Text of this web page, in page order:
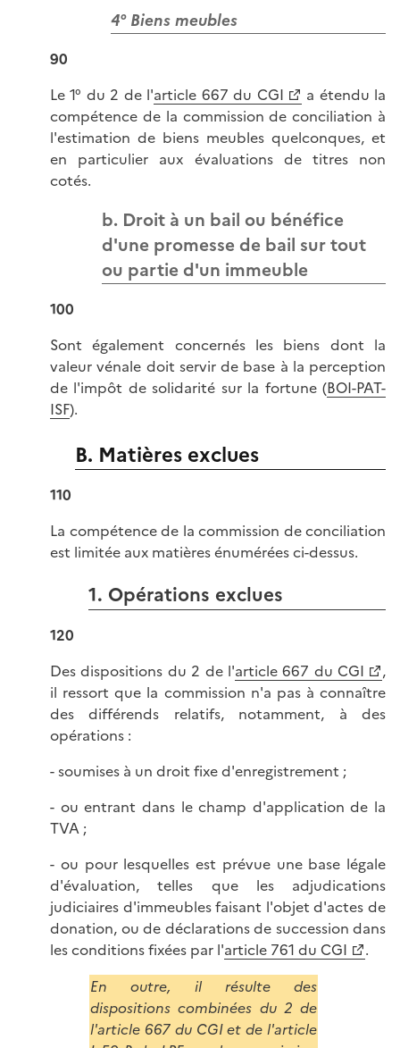
4° Biens meubles
90
Le 1° du 2 de l'article 667 du CGI
a étendu la
compétence de la commission de conciliation à
l'estimation de biens meubles quelconques, et
en particulier aux évaluations de titres non
cotés.
b. Droit à un bail ou bénéfice
d'une promesse de bail sur tout
ou partie d'un immeuble
100
Sont également concernés les biens dont la
valeur vénale doit servir de base à la perception
de l'impôt de solidarité sur la fortune (BOI-PAT-
ISF).
B. Matières exclues
110
La compétence de la commission de conciliation
est limitée aux matières énumérées ci-dessus.
1. Opérations exclues
120
Des dispositions du 2 de l'article 667 du CGI
,
il ressort que la commission n'a pas à connaître
des différends relatifs, notamment, à des
opérations :
- soumises à un droit fixe d'enregistrement ;
- ou entrant dans le champ d'application de la
TVA ;
- ou pour lesquelles est prévue une base légale
d'évaluation, telles que les adjudications
judiciaires d'immeubles faisant l'objet d'actes de
donation, ou de déclarations de succession dans
les conditions fixées par l'article 761 du CGI
.
En outre, il résulte des
dispositions combinées du 2 de
l'article 667 du CGI et de l'article